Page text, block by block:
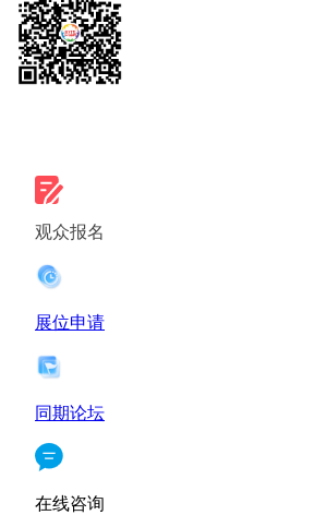
观众报名
展位申请
同期论坛
在线咨询